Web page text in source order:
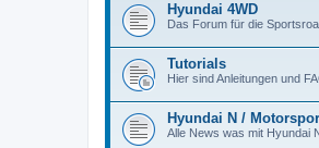
Hyundai 4WD
Das Forum für die
Tutorials
Hier sind Anleitungen und
Hyundai N /
Alle News was mit Hyundai